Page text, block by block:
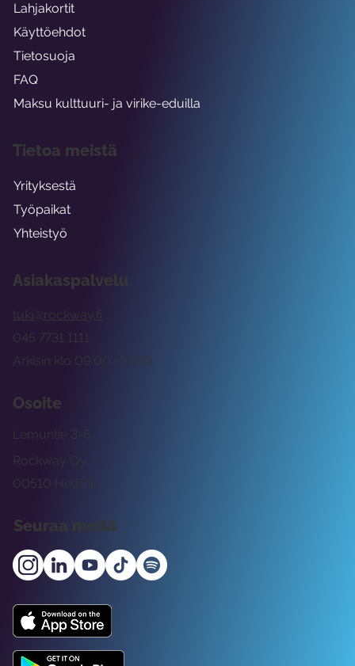
Asiakaspalvelu
tuki@rockway.fi
Arkisin klo 09:00 -15:00
045 7731 1111
Osoite
Rockway Oy
Lemuntie 3-5
00510 Helsinki
Seuraa meitä
Lahjakortit
Käyttöehdot
Tietosuoja
FAQ
Maksu kulttuuri- ja virike-eduilla
Tietoa meistä
Yrityksestä
Työpaikat
Yhteistyö